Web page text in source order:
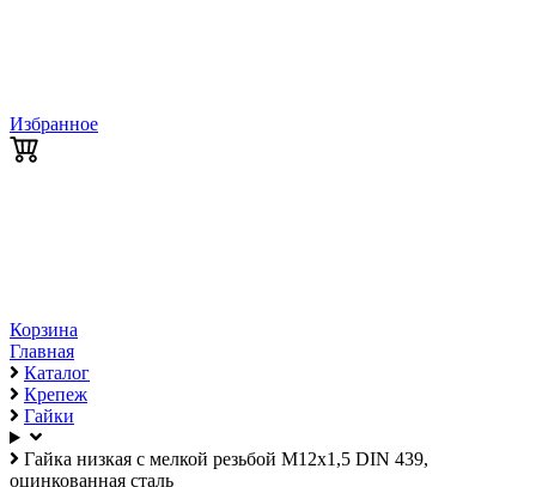
Избранное
Корзина
Главная
Каталог
Крепеж
Гайки
Гайка низкая с мелкой резьбой М12х1,5 DIN 439,
оцинкованная сталь